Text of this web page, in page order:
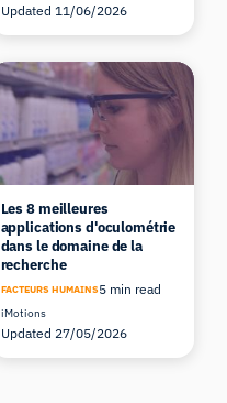
Updated 11/06/2026
Les 8 meilleures
applications d'oculométrie
dans le domaine de la
recherche
FACTEURS HUMAINS5 min read
iMotions
Updated 27/05/2026